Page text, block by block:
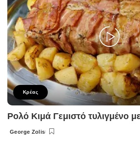
Κρέας
Ρολό Κιμά Γεμιστό τυλιγμένο
Posted
George Zolis